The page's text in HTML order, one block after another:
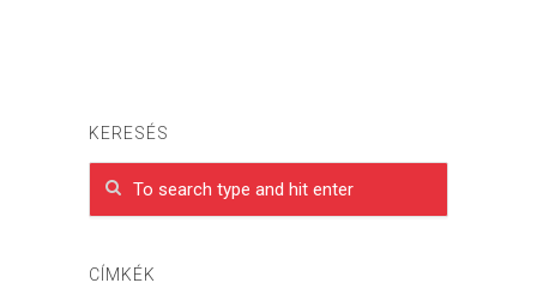
KERESÉS
CÍMKÉK